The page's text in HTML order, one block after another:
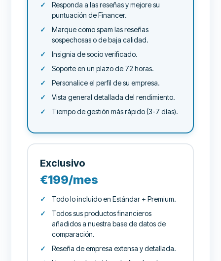
Responda a las reseñas y mejore su
puntuación de Financer.
Marque como spam las reseñas
sospechosas o de baja calidad.
Insignia de socio verificado.
Soporte en un plazo de 72 horas.
Personalice el perfil de su empresa.
Vista general detallada del rendimiento.
Tiempo de gestión más rápido (3-7 días).
Exclusivo
€199/mes
Todo lo incluido en Estándar + Premium.
Todos sus productos financieros
añadidos a nuestra base de datos de
comparación.
Reseña de empresa extensa y detallada.